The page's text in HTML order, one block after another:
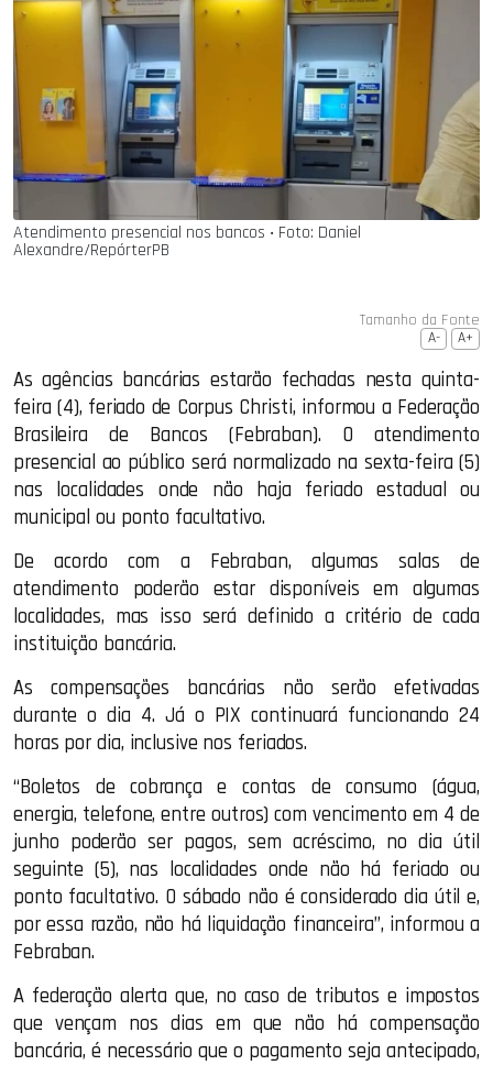
Atendimento presencial nos bancos ‧ Foto: Daniel
Alexandre/RepórterPB
Tamanho da Fonte
A- A+
As agências bancárias estarão fechadas nesta quinta-
feira (4), feriado de Corpus Christi, informou a Federação
Brasileira de Bancos (Febraban). O atendimento
presencial ao público será normalizado na sexta-feira (5)
nas localidades onde não haja feriado estadual ou
municipal ou ponto facultativo.
De acordo com a Febraban, algumas salas de
atendimento poderão estar disponíveis em algumas
localidades, mas isso será definido a critério de cada
instituição bancária.
As compensações bancárias não serão efetivadas
durante o dia 4. Já o PIX continuará funcionando 24
horas por dia, inclusive nos feriados.
“Boletos de cobrança e contas de consumo (água,
energia, telefone, entre outros) com vencimento em 4 de
junho poderão ser pagos, sem acréscimo, no dia útil
seguinte (5), nas localidades onde não há feriado ou
ponto facultativo. O sábado não é considerado dia útil e,
por essa razão, não há liquidação financeira”, informou a
Febraban.
A federação alerta que, no caso de tributos e impostos
que vençam nos dias em que não há compensação
bancária, é necessário que o pagamento seja antecipado,